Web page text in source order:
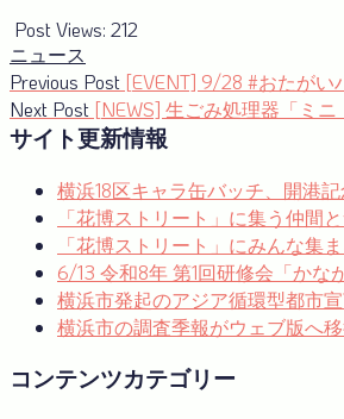
Post Views: 212
ニュース
投
稿
ビ
ゲ
ー
シ
ン
Previous Post Previous
post:
[EVENT] 9/28 #おたがい
Next Post Next
post:
[NEWS] 生ごみ処理器「ミ
サイト更新情報
横浜18区キャラ缶バッチ、開港
「花博ストリート」に集う仲間
「花博ストリート」にみんな集
6/13 令和8年 第1回研修会「か
横浜市発起のアジア循環型都市
横浜市の調査季報がウェブ版へ
コンテンツカテゴリー